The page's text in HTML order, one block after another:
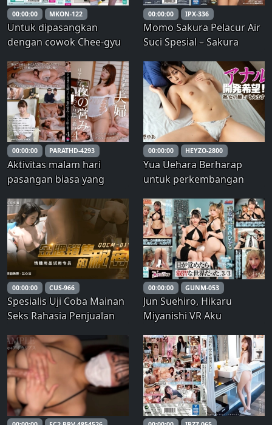
00:00:00 MKON-122
Untuk dipasangkan
dengan cowok Chee-gyu
Tsubaki Rika harus
melakukan hubungan
seks creampie di sekolah
sebagai upaya untuk
mengatasi penurunan
angka kelahiran.
00:00:00 IPX-336
Momo Sakura Pelacur Air
Suci Spesial – Sakura
00:00:00 PARATHD-4293
Aktivitas malam hari
pasangan biasa yang
Seorang istri yang lama
ditunggu, Emi, 46,
mengajukan permintaan
seks dengan tegas
00:00:00 HEYZO-2800
Yua Uehara Berharap
untuk perkembangan
dewasa akan menjadi
kenyataan! !!
00:00:00 CUS-966
Spesialis Uji Coba Mainan
Seks Rahasia Penjualan
00:00:00 GUNM-053
Jun Suehiro, Hikaru
Miyanishi VR Aku
kebijaksanaan. 3/3
Tingkat fluktuasi garis
dunia 0,114514%